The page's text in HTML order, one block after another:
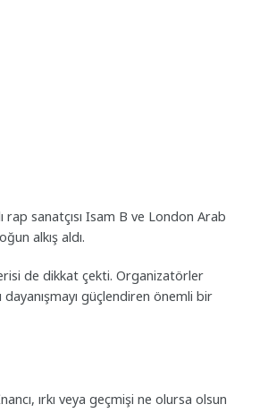
sanatçısı Isam B ve London Arab
alkış aldı.
de dikkat çekti. Organizatörler
güçlendiren önemli bir
ırkı veya geçmişi ne olursa olsun